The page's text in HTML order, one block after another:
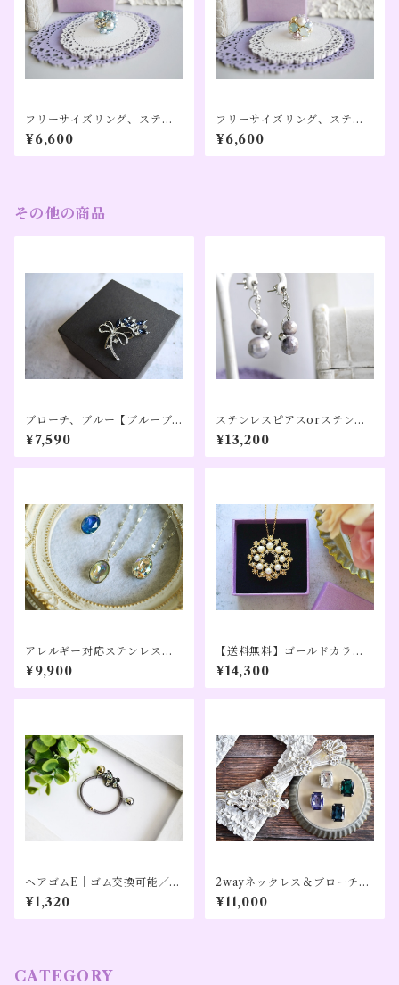
フリーサイズリング、ステン
レス、アレルギー対応、アク
アマリンカラー（３月誕生日
カラー）、【Pon】
¥6,600
フリーサイズリング、ステン
レス、アレルギー対応、オパ
ールカラー（１０月誕生日カ
ラー）、【Pon】
¥6,600
その他の商品
ブローチ、ブルー【ブルーブ
ーケ】
¥7,590
ステンレスピアスorステンレ
スイヤリング｜グレームーン
ストーン／大きめ｜【光のた
どり道】シルバーカラー、コ
¥13,200
アレルギー対応ステンレスネ
ックレス、ロイヤルブルー、
グレー×オレンジ、ミラーレイ
ンボー【mirror】シルバーカ
¥9,900
【送料無料】ゴールドカラー
チェーン付、2wayネックレス
トップ＆ブローチ、ホワイト
大パール【クリスタルフラワ
¥14,300
ヘアゴムE｜ゴム交換可能／P
rIsM PowER
¥1,320
2wayネックレス＆ブローチ、
クリスタルカラー、エメラル
ドグリーン、バイオレット、ダ
ークネイビー【トレジャース
¥11,000
CATEGORY